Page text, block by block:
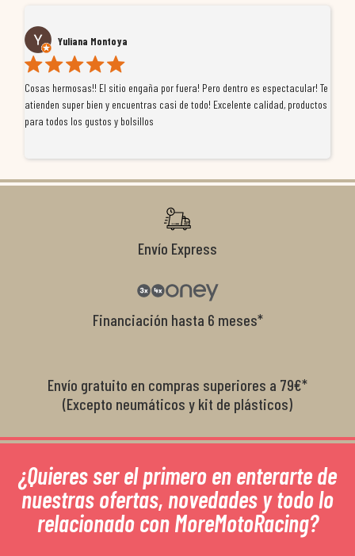
Yuliana Montoya
Cosas hermosas!! El sitio engaña por fuera! Pero dentro es espectacular! Te
atienden super bien y encuentras casi de todo! Excelente calidad, productos
para todos los gustos y bolsillos
Envío Express
Financiación hasta 6 meses*
Envío gratuito en compras superiores a 79€*
(Excepto neumáticos y kit de plásticos)
¿Quieres ser el primero en enterarte de
nuestras ofertas, novedades y todo lo
relacionado con MoreMotoRacing?